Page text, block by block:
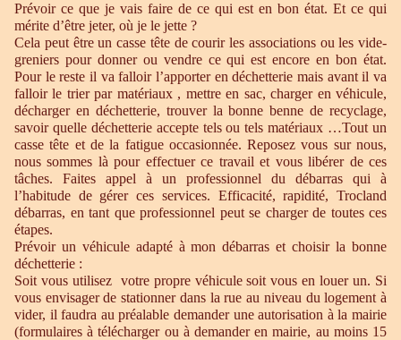
Prévoir ce que je vais faire de ce qui est en bon état. Et ce qui
mérite d’être jeter, où je le jette ?
Cela peut être un casse tête de courir les associations ou les vide-
greniers pour donner ou vendre ce qui est encore en bon état.
Pour le reste il va falloir l’apporter en déchetterie mais avant il va
falloir le trier par matériaux , mettre en sac, charger en véhicule,
décharger en déchetterie, trouver la bonne benne de recyclage,
savoir quelle déchetterie accepte tels ou tels matériaux …Tout un
casse tête et de la fatigue occasionnée. Reposez vous sur nous,
nous sommes là pour effectuer ce travail et vous libérer de ces
tâches. Faites appel à un professionnel du débarras qui à
l’habitude de gérer ces services. Efficacité, rapidité, Trocland
débarras, en tant que professionnel peut se charger de toutes ces
étapes.
Prévoir un véhicule adapté à mon débarras et choisir la bonne
déchetterie :
Soit vous utilisez votre propre véhicule soit vous en louer un. Si
vous envisager de stationner dans la rue au niveau du logement à
vider, il faudra au préalable demander une autorisation à la mairie
(formulaires à télécharger ou à demander en mairie, au moins 15